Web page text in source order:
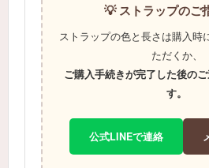
💡 ストラップのご
ストラップの色と長さは購入時
ただくか、
ご購入手続きが完了した後の
す。
公式LINEで連絡